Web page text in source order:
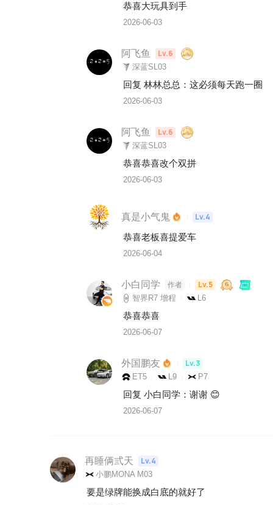
恭喜大玩具到手
2026-06-03
阿飞鱼 Lv.6
深蓝SL03
回复 林林总总 ： 这必须每天跑一圈
2026-06-03
阿飞鱼 Lv.6
深蓝SL03
恭喜恭喜改个双拼
2026-06-03
真是小气鬼
Lv.4
恭喜老板喜提爱车
2026-06-04
小白同学 作者 Lv.5
智界R7 增程 L6
恭喜恭喜
2026-06-07
外国鹏友 Lv.3
ET5 L9 P7
回复 小白同学 ： 谢谢 😊
2026-06-07
再睡俩弎天 Lv.4
小鹏MONA M03
要是绿牌能换成白底的就好了